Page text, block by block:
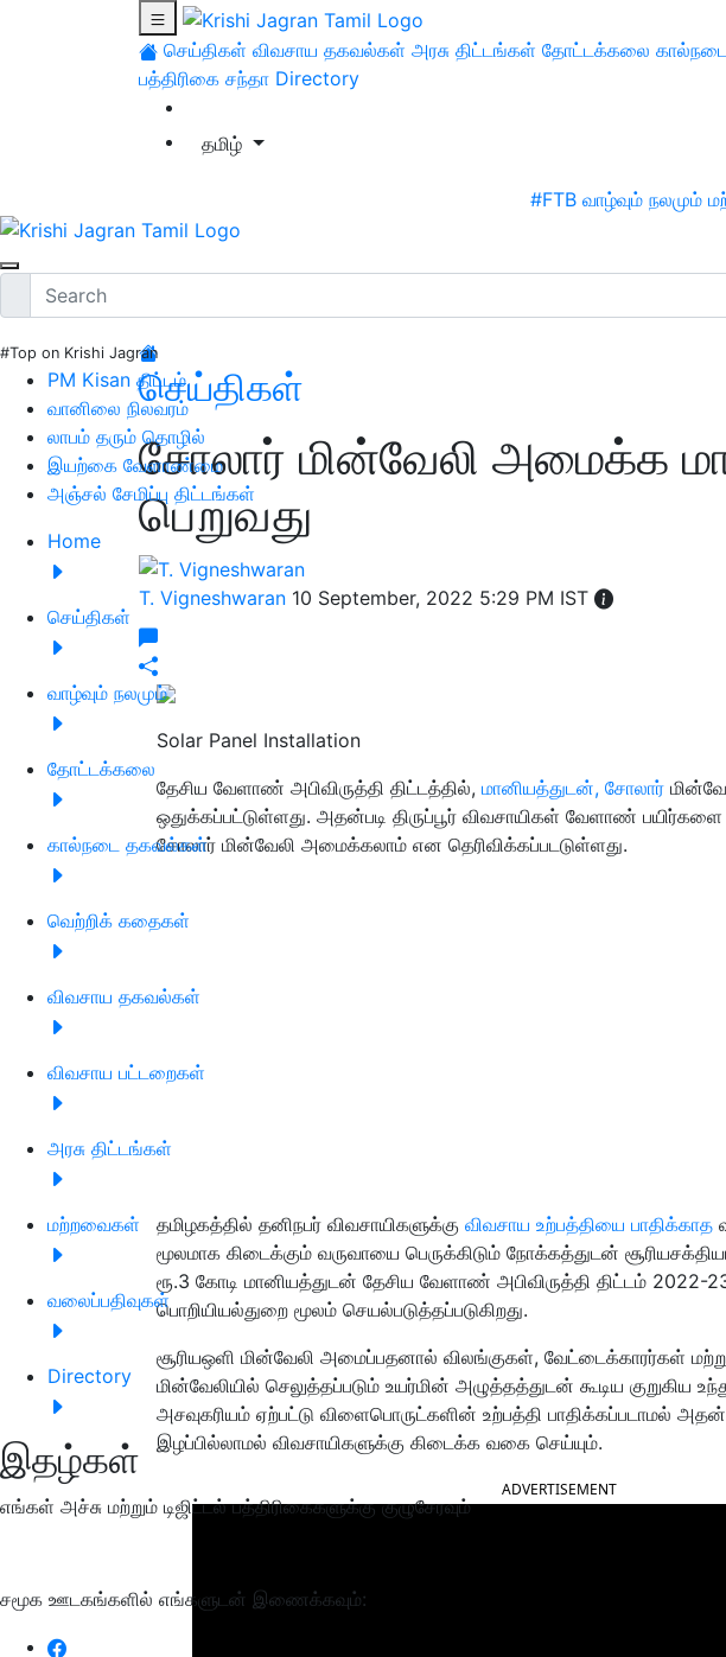
செய்திகள் விவசாய தகவல்கள் அரசு திட்டங்கள் தோட்டக்கலை
பத்திரிகை சந்தா Directory
தமிழ்
#FTB வாழ்வும் நலமும்
#Top on Krishi Jagran
PM Kisan திட்டம்
வானிலை நிலவரம்
லாபம் தரும் தொழில்
இயற்கை வேளாண்மை
அஞ்சல் சேமிப்பு திட்டங்கள்
Home
செய்திகள்
வாழ்வும் நலமும்
தோட்டக்கலை
கால்நடை தகவல்கள்
வெற்றிக் கதைகள்
விவசாய தகவல்கள்
விவசாய பட்டறைகள்
அரசு திட்டங்கள்
மற்றவைகள்
வலைப்பதிவுகள்
Directory
இதழ்கள்
எங்கள் அச்சு மற்றும் டிஜிட்டல் பத்திரிகைகளுக்கு குழுசேரவும்
சமூக ஊடகங்களில் எங்களுடன் இணைக்கவும்:
செய்திகள்
சோலார் மின்வேலி அமைக்க
பெறுவது
T. Vigneshwaran 10 September, 2022 5:29 PM IST
Solar Panel Installation
தேசிய வேளாண் அபிவிருத்தி திட்டத்தில், மானியத்துடன், சோலார்
ஒதுக்கப்பட்டுள்ளது. அதன்படி திருப்பூர் விவசாயிகள் வேளாண்
சோலார் மின்வேலி அமைக்கலாம் என தெரிவிக்கப்படடுள்ளது.
தமிழகத்தில் தனிநபர் விவசாயிகளுக்கு விவசாய உற்பத்தியை பாதிக்காத
மூலமாக கிடைக்கும் வருவாயை பெருக்கிடும் நோக்கத்துடன்
ரூ.3 கோடி மானியத்துடன் தேசிய வேளாண் அபிவிருத்தி திட்டம்
பொறியியல்துறை மூலம் செயல்படுத்தப்படுகிறது.
சூரியஒளி மின்வேலி அமைப்பதனால் விலங்குகள், வேட்டைக்காரர்கள்
மின்வேலியில் செலுத்தப்படும் உயர்மின் அழுத்தத்துடன் கூடிய குறுகிய
அசவுகரியம் ஏற்பட்டு விளைபொருட்களின் உற்பத்தி பாதிக்கப்படாமல்
இழப்பில்லாமல் விவசாயிகளுக்கு கிடைக்க வகை செய்யும்.
ADVERTISEMENT